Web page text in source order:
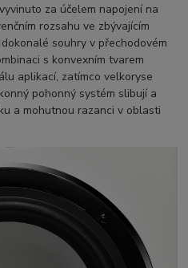
za účelem napojení na
rozsahu ve zbývajícím
souhry v přechodovém
s konvexním tvarem
aplikací, zatímco velkoryse
pohonný systém slibují a
a mohutnou razanci v oblasti